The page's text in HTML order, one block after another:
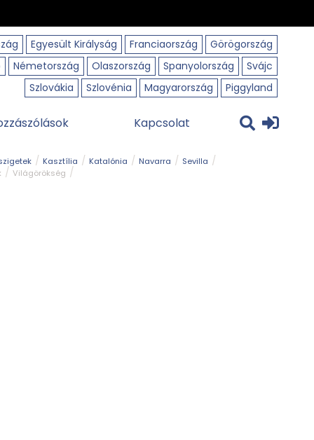
Egyesült Királyság Franciaország
Görögország
Németország Olaszország Spanyolország
Svájc
Szlovákia
Szlovénia Magyarország Piggyland
Kapcsolat
Kasztília Katalónia Navarra
Sevilla
Világörökség